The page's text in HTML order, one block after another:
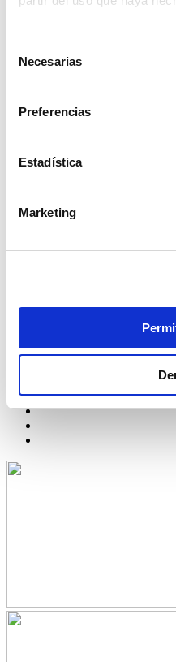
Necesarias
Preferencias
Estadística
Marketing
Descripción
Tetera de acero inoxidable,
© Festivales del Sur | Todos los